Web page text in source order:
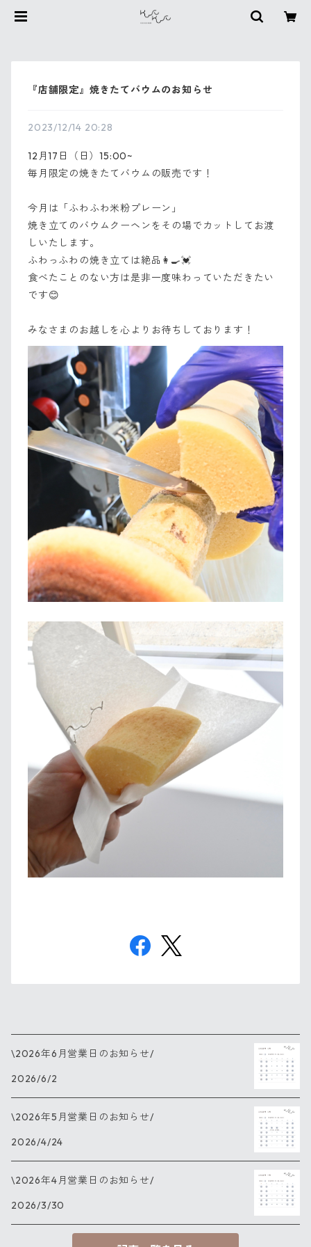
『店舗限定』焼きたてバウムのお知らせ
2023/12/14 20:28
12月17日（日）15:00~
毎月限定の焼きたてバウムの販売です！
今月は「ふわふわ米粉プレーン」
焼き立てのバウムクーヘンをその場でカットしてお渡
しいたします。
ふわっふわの焼き立ては絶品👩‍🍳💓
食べたことのない方は是非一度味わっていただきたい
です😊
みなさまのお越しを心よりお待ちしております！
\2026年6月営業日のお知らせ/
2026/6/2
\2026年5月営業日のお知らせ/
2026/4/24
\2026年4月営業日のお知らせ/
2026/3/30